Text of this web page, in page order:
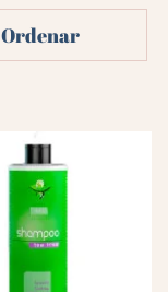
Ordenar